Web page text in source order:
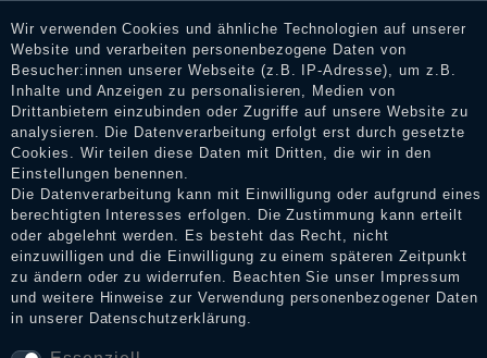
Impressum
Daten­schutz­erklärung
AGB
Widerrufs­recht
Wir verwenden Cookies und ähnliche Technologien auf unserer
Website und verarbeiten personenbezogene Daten von
Besucher:innen unserer Webseite (z.B. IP-Adresse), um z.B.
Inhalte und Anzeigen zu personalisieren, Medien von
Drittanbietern einzubinden oder Zugriffe auf unsere Website zu
analysieren. Die Datenverarbeitung erfolgt erst durch gesetzte
Cookies. Wir teilen diese Daten mit Dritten, die wir in den
Einstellungen benennen.
Die Datenverarbeitung kann mit Einwilligung oder aufgrund eines
berechtigten Interesses erfolgen. Die Zustimmung kann erteilt
oder abgelehnt werden. Es besteht das Recht, nicht
einzuwilligen und die Einwilligung zu einem späteren Zeitpunkt
zu ändern oder zu widerrufen. Beachten Sie unser
Impressum
und weitere Hinweise zur Verwendung personenbezogener Daten
in unserer Daten­schutz­erklärung.